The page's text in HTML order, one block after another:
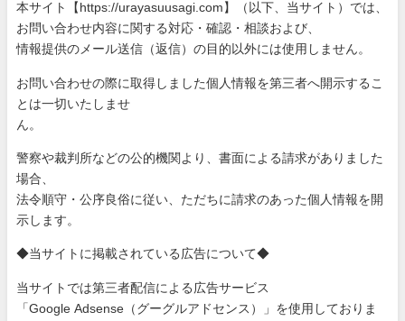
本サイト【https://urayasuusagi.com】（以下、当サイト）では、
お問い合わせ内容に関する対応・確認・相談および、
情報提供のメール送信（返信）の目的以外には使用しません。
お問い合わせの際に取得しました個人情報を第三者へ開示するこ
と は一切いたしませ
ん。
警察や裁判所などの公的機関より、書面による請求がありました
場合、
法令順守・公序良俗に従い、ただちに請求のあった個人情報を開
示 します。
◆当サイトに掲載されている広告について◆
当サイトでは第三者配信による広告サービス
「Google Adsense（グーグルアドセンス）」を使用しておりま